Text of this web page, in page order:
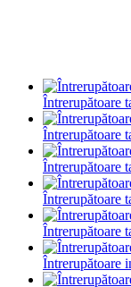
Întrerupătoare
Întrerupătoare
Întrerupătoare
Întrerupătoare
Întrerupătoare
Întrerupătoare